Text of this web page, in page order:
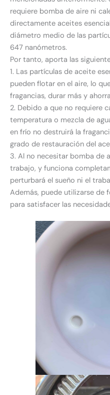
requiere bomba de aire ni
directamente aceites
diámetro medio de las
647 nanómetros.
Por tanto, aporta las
1. Las partículas de aceite
pueden flotar en el aire, lo
fragancias, durar más y
2. Debido a que no requiere
temperatura o mezcla de
en frío no destruirá la
grado de restauración del
3. Al no necesitar bomba de
trabajo, y funciona
perturbará el sueño ni el
Además, puede utilizarse de
para satisfacer las